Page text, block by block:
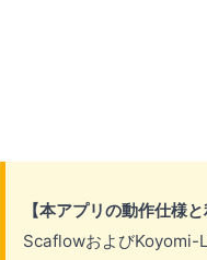
【本アプリの動作仕様
ScaflowおよびKoyomi-